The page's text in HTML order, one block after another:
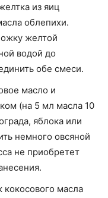
из яиц
облепихи.
желтой
водой до
обе смеси.
масло и
(на 5 мл масла 10
яблока или
немного овсяной
не приобретет
кокосового масла